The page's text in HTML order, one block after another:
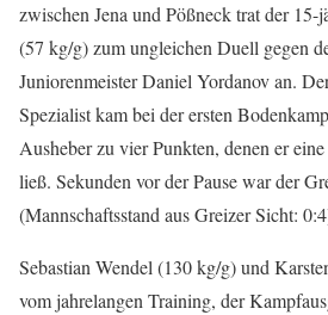
zwischen Jena und Pößneck trat der 15-
(57 kg/g) zum ungleichen Duell gegen
Juniorenmeister Daniel Yordanov an.
Spezialist kam bei der ersten
Ausheber zu vier Punkten, denen er
ließ. Sekunden vor der Pause war der
(Mannschaftsstand aus Greizer Sicht:
Sebastian Wendel (130 kg/g) und
vom jahrelangen Training, der